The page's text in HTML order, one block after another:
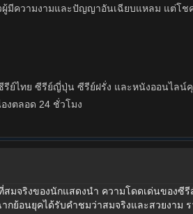
มีความงามและปัญญาอันเฉียบแหลม แต่โ
ย์ไทย ซีรีย์ญี่ปุ่น ซีรีย์ฝรั่ง และหนังออนไล
งตลอด 24 ชั่วโมง
มจริงของนักแสดงนำ ความโดดเด่นของซี
ย้อนยุคได้รับคำชมว่าสมจริงและสวยงาม